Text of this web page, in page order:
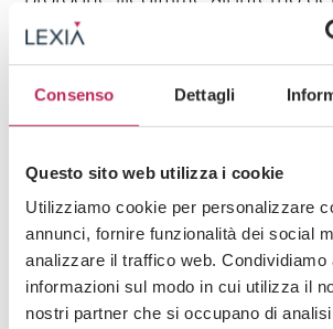
Consenso Dettagli
Questo sito web utilizza i cookie
Utilizziamo cookie per personalizzare
annunci, fornire funzionalità dei social
analizzare il traffico web. Condividiamo
informazioni sul modo in cui utilizza il
nostri partner che si occupano di
Newsletter